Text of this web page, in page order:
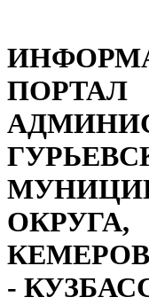
ПОРТАЛ
ОКРУГА,
-